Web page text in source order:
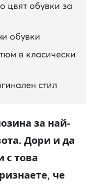
цвят обувки за
обувки
в класически
стил
за най-
Дори и да
с това
че